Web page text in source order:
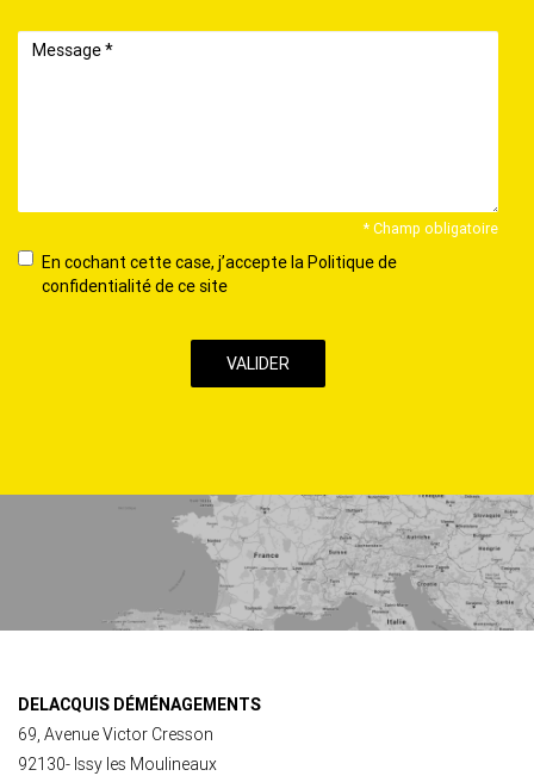
Message
* Champ obligatoire
En
cochant
ce
En cochant cette case, j’accepte la Politique de
confidentialité de ce site
DELACQUIS DÉMÉNAGEMENTS
69, Avenue Victor Cresson
92130- Issy les Moulineaux